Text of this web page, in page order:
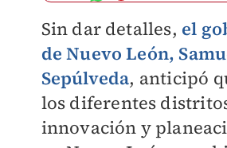
Sin dar detalles, el
de Nuevo León,
Sepúlveda, anticipó
los diferentes
innovación y